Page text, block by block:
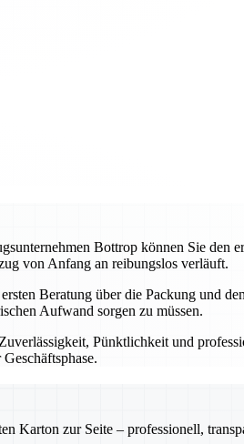
Bottrop können Sie den
von Anfang an reibungslos verläuft.
Beratung über die Packung und
Aufwand sorgen zu müssen.
Pünktlichkeit und
Karton zur Seite – professionell,